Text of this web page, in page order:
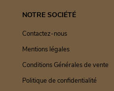
NOTRE SOCIÉTÉ
Contactez-nous
Mentions légales
Conditions Générales de vente
Politique de confidentialité